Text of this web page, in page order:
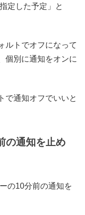
定した予定」と
ルトでオフになって
個別に通知をオンに
で通知オフでいいと
の通知を止め
の10分前の通知を